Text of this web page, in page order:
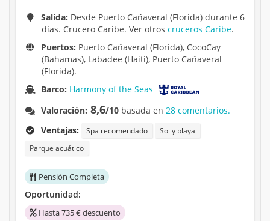
Salida: Desde Puerto Cañaveral (Florida) durante 6
días. Crucero Caribe. Ver otros cruceros Caribe.
Puertos: Puerto Cañaveral (Florida), CocoCay
(Bahamas), Labadee (Haiti), Puerto Cañaveral
(Florida).
Barco: Harmony of the Seas
Valoración: 8,6/10 basada en28 comentarios.
Ventajas:
Spa recomendado
Sol y playa
Parque acuático
Pensión Completa
Oportunidad:
Hasta 735 € descuento